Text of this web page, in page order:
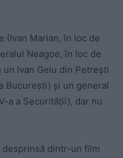
(Ivan Marian, în loc de
Neagoe, în loc de
Ivan Gelu din Petreşti
Bucureşti) şi un general
a a Securităţii), dar nu
desprinsă dintr-un film